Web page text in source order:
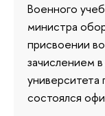
Военного
министра
присвоении
зачислением
университета
состоялся